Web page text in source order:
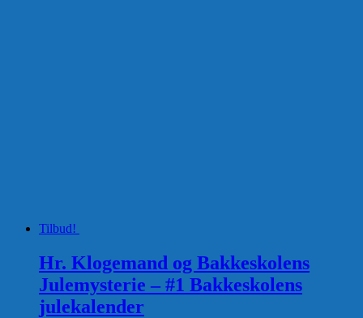
Tilbud!
Hr. Klogemand og Bakkeskolens
Julemysterie – #1 Bakkeskolens
julekalender